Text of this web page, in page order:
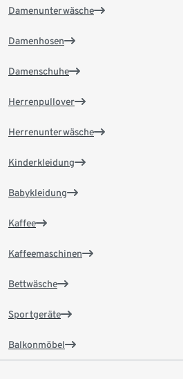
Damenunterwäsche
Damenhosen
Damenschuhe
Herrenpullover
Herrenunterwäsche
Kinderkleidung
Babykleidung
Kaffee
Kaffeemaschinen
Bettwäsche
Sportgeräte
Balkonmöbel